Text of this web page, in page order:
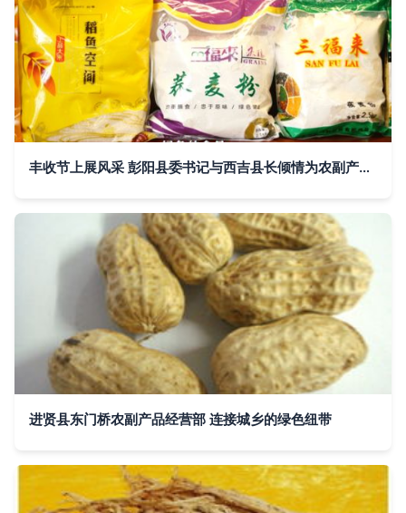
丰收节上展风采 彭阳县委书记与西吉县长倾情为农副产品代言
进贤县东门桥农副产品经营部 连接城乡的绿色纽带